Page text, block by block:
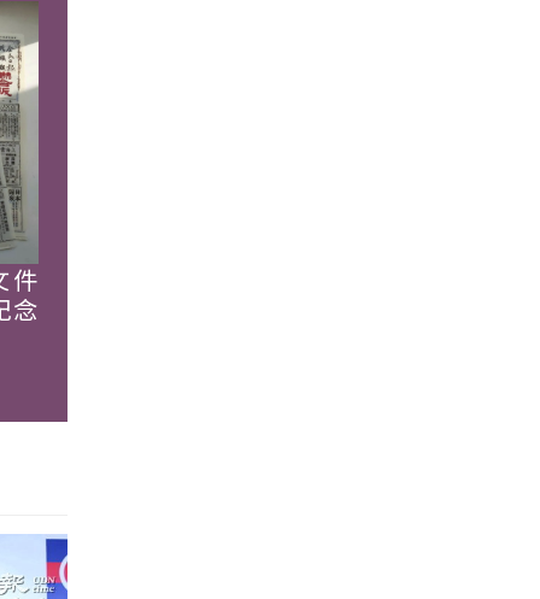
件
念